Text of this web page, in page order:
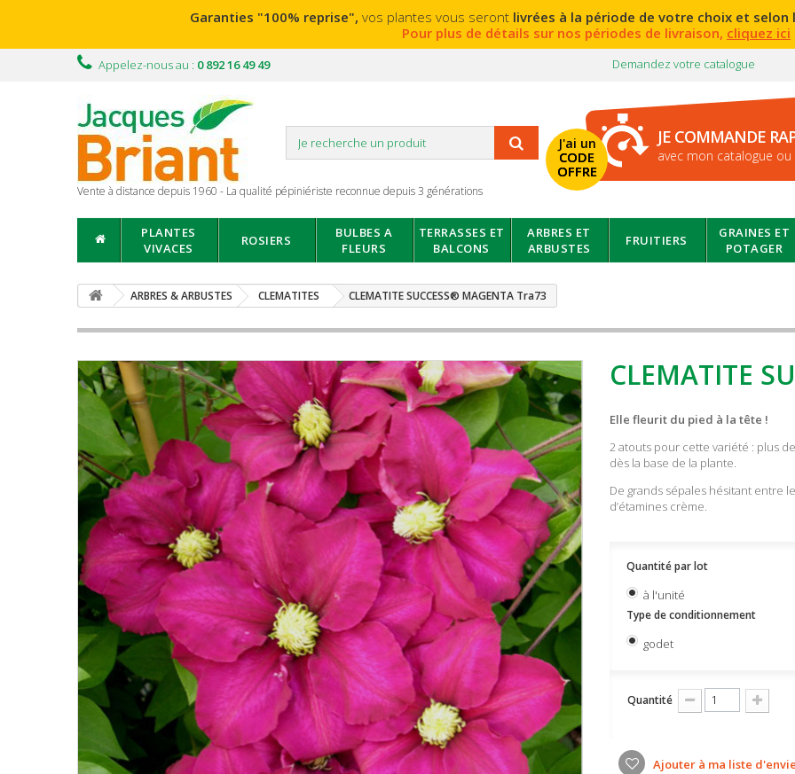
Garanties "100% reprise", vos plantes vous seront livrées à la période de votre choix et
Pour plus de détails sur nos périodes de livraison, cliquez ici
Demandez votre catalogue
Appelez-nous au : 0 892 16 49 49
Vente à distance depuis 1960 - La qualité pépiniériste reconnue depuis 3 générations
J'ai un
CODE
OFFRE
JE COMMANDE
avec mon catalogue
PLANTES
VIVACES
ROSIERS
BULBES A
FLEURS
TERRASSES ET
BALCONS
ARBRES ET
ARBUSTES
FRUITIERS
GRAINES ET
POTAGER
ARBRES & ARBUSTES CLEMATITES CLEMATITE SUCCESS® MAGENTA Tra73
CLEMATITE
Elle fleurit du pied à la tête !
2 atouts pour cette variété : plus
dès la base de la plante.
De grands sépales hésitant entre
d’étamines crème.
Quantité par lot
à l'unité
Type de conditionnement
godet
Quantité
Ajouter à ma liste